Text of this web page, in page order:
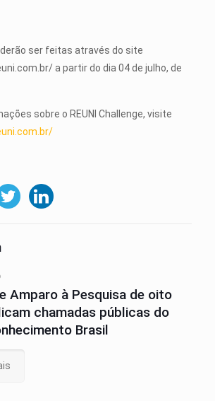
ser feitas através do site
a partir do dia 04 de julho, de
sobre o REUNI Challenge, visite
Amparo à Pesquisa de oito
chamadas públicas do
Brasil